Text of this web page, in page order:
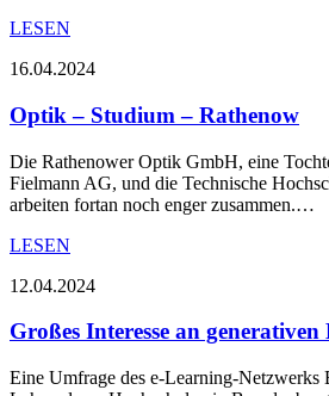
LESEN
16.04.2024
Optik – Studium – Rathenow
Die Rathenower Optik GmbH, eine
Fielmann AG, und die Technische
arbeiten fortan noch enger zusammen.…
LESEN
12.04.2024
Großes Interesse an
Eine Umfrage des e-Learning-Netzwerks